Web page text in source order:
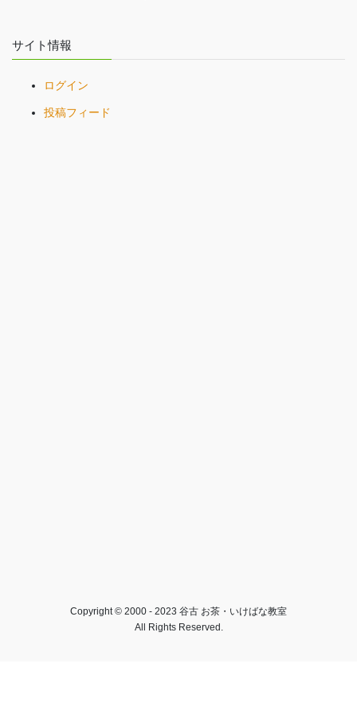
サイト情報
ログイン
投稿フィード
Copyright © 2000 - 2023 谷古 お茶・いけばな教室
All Rights Reserved.